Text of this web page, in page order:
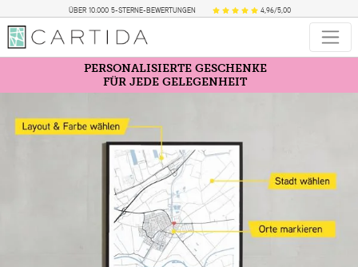
ÜBER 10.000 5-STERNE-BEWERTUNGEN 4,96/5,00
PERSONALISIERTE GESCHENKE
FÜR JEDE GELEGENHEIT